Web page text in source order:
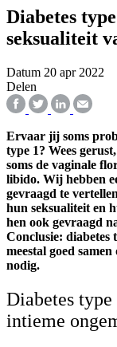
Diabetes
seksualiteit
Datum 20 apr 2022
Delen
Ervaar jij soms
type 1? Wees
soms de vaginale
libido. Wij hebben
gevraagd te
hun seksualiteit en
hen ook gevraagd
Conclusie: diabetes
meestal goed
nodig.
Diabetes
intieme